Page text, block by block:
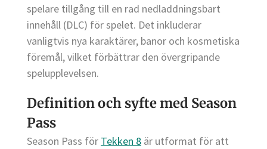
spelare tillgång till en rad nedladdningsbart
innehåll (DLC) för spelet. Det inkluderar
vanligtvis nya karaktärer, banor och kosmetiska
föremål, vilket förbättrar den övergripande
spelupplevelsen.
Definition och syfte med Season
Pass
Season Pass för Tekken 8 är utformat för att